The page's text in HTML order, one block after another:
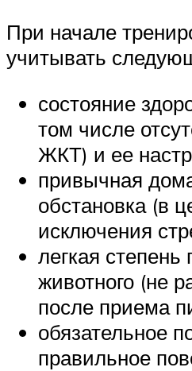
При начале
учитывать
состояние
том числе
ЖКТ) и ее
привычная
обстановка (в
исключения
легкая степень
животного (не
после приема
обязательное
правильное